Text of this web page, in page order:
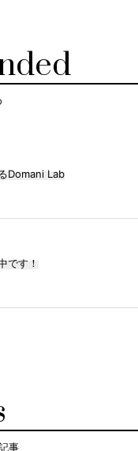
Domani Lab
です！